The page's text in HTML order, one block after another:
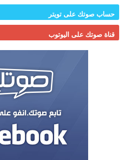
حساب صوتك على تويتر
قناة صوتك على اليوتوب